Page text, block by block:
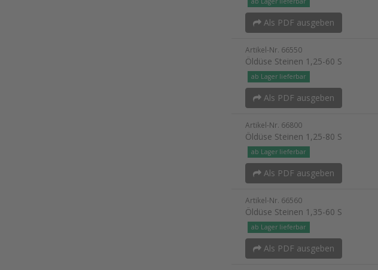
Als PDF ausgeben
Artikel-Nr. 66550
Öldüse Steinen 1,25-60 S
ab Lager lieferbar
Als PDF ausgeben
Artikel-Nr. 66800
Öldüse Steinen 1,25-80 S
ab Lager lieferbar
Als PDF ausgeben
Artikel-Nr. 66560
Öldüse Steinen 1,35-60 S
ab Lager lieferbar
Als PDF ausgeben